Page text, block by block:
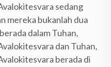
sedang
mereka bukanlah dua
dalam Tuhan,
dan Tuhan,
berada di